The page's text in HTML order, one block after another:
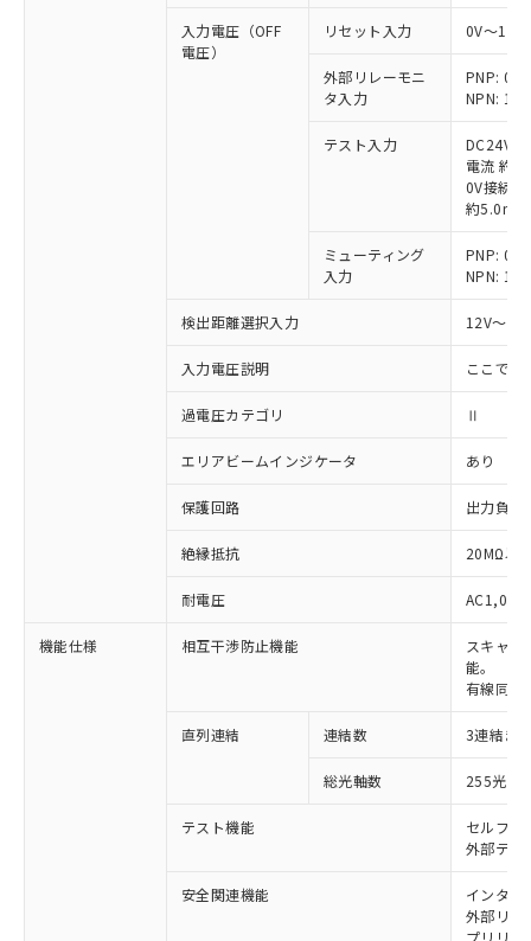
入力電圧（OFF
電圧）
リセット入力 0V～1/
外部リレーモニ
タ入力
PNP: 0V
NPN: 1/
テスト入力
DC24V
電流 約
0V接続
約5.0mA
ミューティング
入力
PNP: 0V
NPN: 1/
検出距離選択入力 12V～Vs
入力電圧説明 ここでの
過電圧カテゴリ Ⅱ
エリアビームインジケータ あり
保護回路 出力負荷
絶縁抵抗 20MΩ以
耐電圧
機能仕様 相互干渉防止機能
スキャ
能。
有線同期
直列連結 連結数 3連結ま
総光軸数 255光軸
テスト機能
セルフテ
外部テス
安全関連機能
インター
外部リレ
プリリセ
ご利用条件
※1 対応状況
対応済み：EU RoHS指令（10物質）の
非含有に対応した製品が提供可能な商品で
有に対応した製品に切り替える予定のある